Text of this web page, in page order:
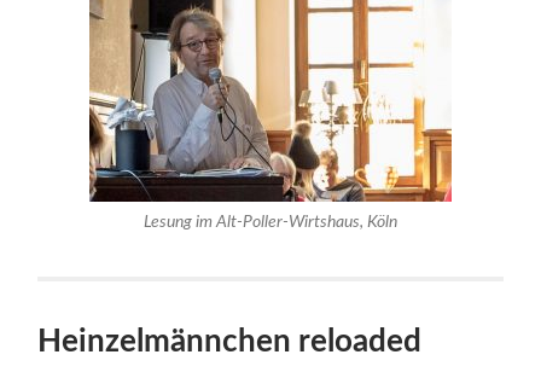
Lesung im Alt-Poller-Wirtshaus, Köln
Heinzelmännchen reloaded